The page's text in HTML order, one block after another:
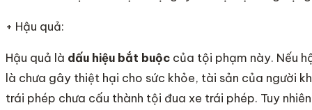
+ Hậu quả:
Hậu quả là dấu hiệu bắt buộc của tội phạm này. Nếu
là chưa gây thiệt hại cho sức khỏe, tài sản của người
trái phép chưa cấu thành tội đua xe trái phép. Tuy